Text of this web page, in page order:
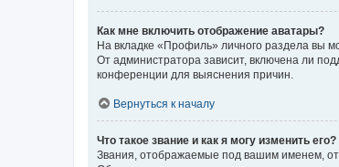
Как мне включить отображение аватары?
На вкладке «Профиль» личного раздела вы
От администратора зависит, включена ли
конференции для выяснения причин.
Вернуться к началу
Что такое звание и как я могу изменить его?
Звания, отображаемые под вашим именем,